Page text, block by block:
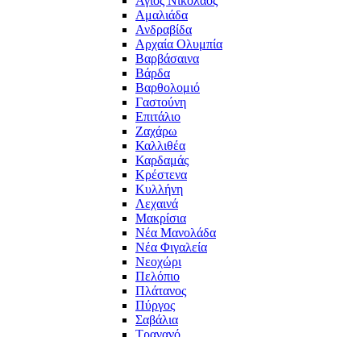
Αμαλιάδα
Ανδραβίδα
Αρχαία Ολυμπία
Βαρβάσαινα
Βάρδα
Βαρθολομιό
Γαστούνη
Επιτάλιο
Ζαχάρω
Καλλιθέα
Καρδαμάς
Κρέστενα
Κυλλήνη
Λεχαινά
Μακρίσια
Νέα Μανολάδα
Νέα Φιγαλεία
Νεοχώρι
Πελόπιο
Πλάτανος
Πύργος
Σαβάλια
Τραγανό